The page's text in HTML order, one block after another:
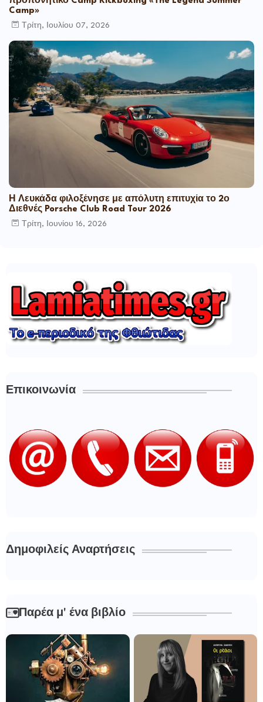
Camp»
Τρίτη, Ιουλίου 07, 2026
Η Λευκάδα φιλοξένησε με απόλυτη επιτυχία το 2ο
Διεθνές Porsche Club Road Tour 2026
Τρίτη, Ιουνίου 16, 2026
Επικοινωνία
Δημοφιλείς Αναρτήσεις
Παρέα μ' ένα βιβλίο